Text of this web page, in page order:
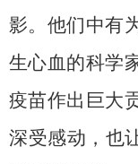
影。他们中有
生心血的科学
疫苗作出巨大
深受感动，也